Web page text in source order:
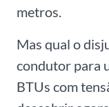
metros.
Mas qual o
condutor para
BTUs com